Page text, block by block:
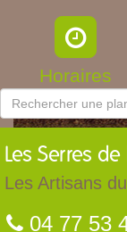
Horaires
Les Serres de
Les Artisans
04 77 53